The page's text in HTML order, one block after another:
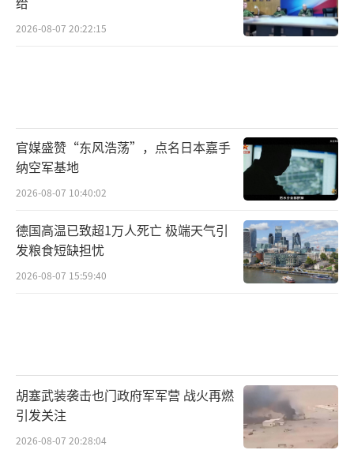
2026-08-07 20:22:15
官媒盛赞“东风浩荡”，点名日本嘉手
纳空军基地
2026-08-07 10:40:02
德国高温已致超1万人死亡 极端天气引
发粮食短缺担忧
2026-08-07 15:59:40
胡塞武装袭击也门政府军军营 战火再燃
引发关注
2026-08-07 20:28:04